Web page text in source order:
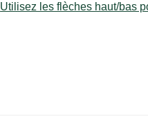
Utilisez les flèches haut/bas